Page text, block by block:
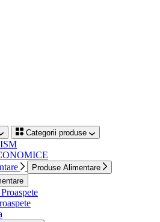
Categorii produse
Produse Alimentare